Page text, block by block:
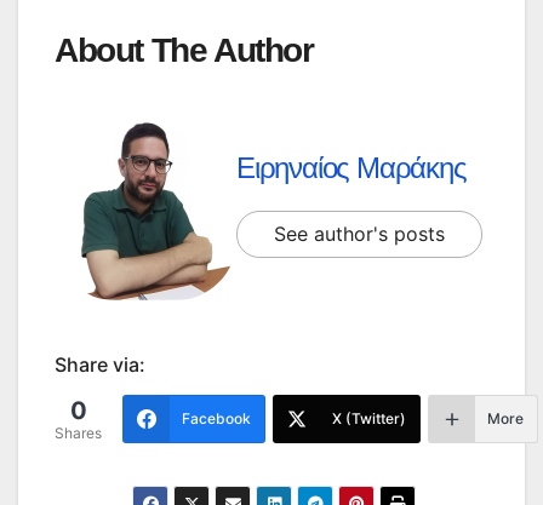
About The Author
Ειρηναίος Μαράκης
See author's posts
Share via:
0
Shares
Facebook X (Twitter) More